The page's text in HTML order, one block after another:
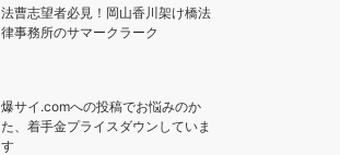
法曹志望者必見！岡山香川架け橋法
律事務所のサマークラーク
爆サイ.comへの投稿でお悩みのか
た、着手金プライスダウンしていま
す